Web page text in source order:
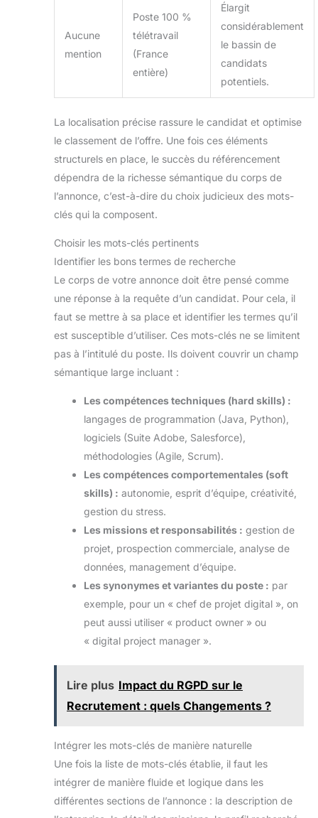
Aucune
mention
Poste 100 %
télétravail
(France
entière)
Élargit
considérablement
le bassin de
candidats
potentiels.
La localisation précise rassure le candidat et optimise
le classement de l’offre. Une fois ces éléments
structurels en place, le succès du référencement
dépendra de la richesse sémantique du corps de
l’annonce, c’est-à-dire du choix judicieux des mots-
clés qui la composent.
Choisir les mots-clés pertinents
Identifier les bons termes de recherche
Le corps de votre annonce doit être pensé comme
une réponse à la requête d’un candidat. Pour cela, il
faut se mettre à sa place et identifier les termes qu’il
est susceptible d’utiliser. Ces mots-clés ne se limitent
pas à l’intitulé du poste. Ils doivent couvrir un champ
sémantique large incluant :
Les compétences techniques (hard skills) :
langages de programmation (Java, Python),
logiciels (Suite Adobe, Salesforce),
méthodologies (Agile, Scrum).
Les compétences comportementales (soft
skills) : autonomie, esprit d’équipe, créativité,
gestion du stress.
Les missions et responsabilités : gestion de
projet, prospection commerciale, analyse de
données, management d’équipe.
Les synonymes et variantes du poste : par
exemple, pour un « chef de projet digital », on
peut aussi utiliser « product owner » ou
« digital project manager ».
Lire plus Impact du RGPD sur le
Recrutement : quels Changements ?
Intégrer les mots-clés de manière naturelle
Une fois la liste de mots-clés établie, il faut les
intégrer de manière fluide et logique dans les
différentes sections de l’annonce : la description de